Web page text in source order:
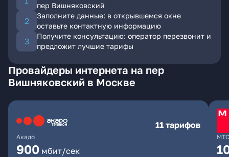
пер Вишняковский
Заполните данные: в открывшемся окне
оставьте контактную информацию
Получите консультацию: оператор перезвонит и
предложит лучшие тарифы
Провайдеры интернета на пер
Вишняковский в Москве
Акадо
11 тарифов
900 мбит/сек
МТС